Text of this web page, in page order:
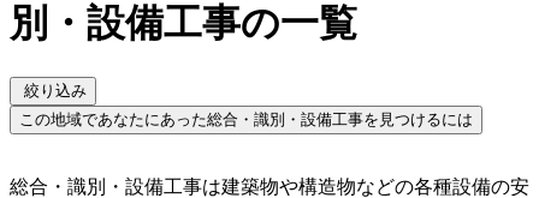
別・設備工事の一覧
絞り込み
この地域であなたにあった総合・識別・設備工事を見つけるには
総合・識別・設備工事は建築物や構造物などの各種設備の安